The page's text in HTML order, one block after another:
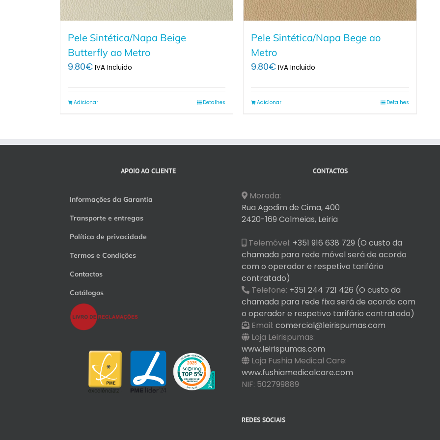
Pele Sintética/Napa Beige
Butterfly ao Metro
9.80€ IVA Incluido
Adicionar Detalhes
Pele Sintética/Napa Bege ao
Metro
9.80€ IVA Incluido
Adicionar Detalhes
APOIO AO CLIENTE
Informações da Garantia
Transporte e entregas
Política de privacidade
Termos e Condições
Contactos
Catálogos
CONTACTOS
Morada:
Rua Agodim de Cima, 400
2420-169 Colmeias, Leiria
Telemóvel: +351 916 638 729 (O custo da
chamada para rede móvel será de acordo
com o operador e respetivo tarifário
contratado)
Telefone: +351 244 721 426 (O custo da
chamada para rede fixa será de acordo com
o operador e respetivo tarifário contratado)
Email: comercial@leirispumas.com
Loja Leirispumas:
www.leirispumas.com
Loja Fushia Medical Care:
www.fushiamedicalcare.com
NIF: 502799889
REDES SOCIAIS